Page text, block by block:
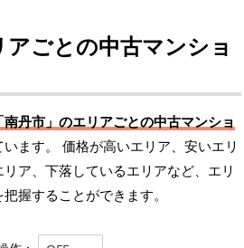
ごとの中古マンショ
「南丹市」のエリアごとの中古マンショ
います。 価格が高いエリア、安いエリ
ア、下落しているエリアなど、エリ
握することができます。